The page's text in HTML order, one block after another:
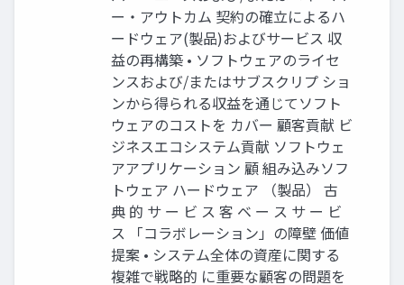
ー・アウトカム 契約の確立によるハ
ードウェア(製品)およびサービス 収
益の再構築 • ソフトウェアのライセ
ンスおよび/またはサブスクリプ ショ
ンから得られる収益を通じてソフト
ウェアのコストを カバー 顧客貢献 ビ
ジネスエコシステム貢献 ソフトウェ
アアプリケーション 顧 組み込みソフ
トウェア ハードウェア （製品） 古
典 的 サ ー ビ ス 客 ベ ー ス サ ー ビ
ス 「コラボレーション」の障壁 価値
提案 • システム全体の資産に関する
複雑で戦略的 に重要な顧客の問題を